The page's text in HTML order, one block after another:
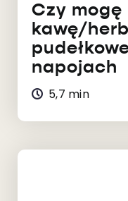
Czy mogę
kawę/
napojach
5,7 min